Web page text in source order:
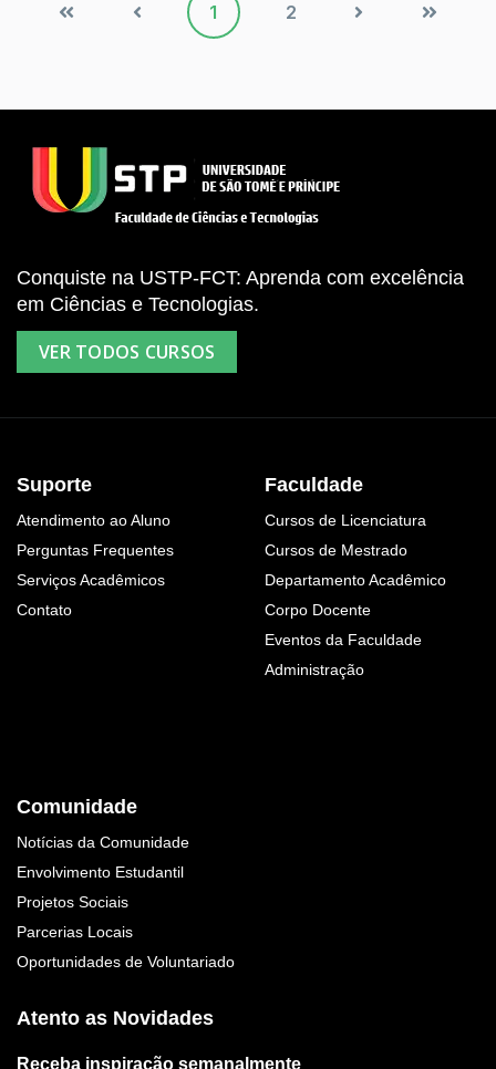
1 2
Conquiste na USTP-FCT: Aprenda com excelência
em Ciências e Tecnologias.
VER TODOS CURSOS
Suporte
Atendimento ao Aluno
Perguntas Frequentes
Serviços Acadêmicos
Contato
Faculdade
Cursos de Licenciatura
Cursos de Mestrado
Departamento Acadêmico
Corpo Docente
Eventos da Faculdade
Administração
Comunidade
Notícias da Comunidade
Envolvimento Estudantil
Projetos Sociais
Parcerias Locais
Oportunidades de Voluntariado
Atento as Novidades
Receba inspiração semanalmente